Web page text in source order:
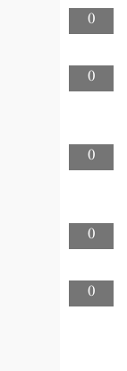
0
0
0
0
0